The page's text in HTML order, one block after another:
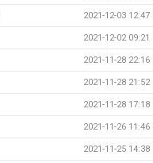
2021-12-03 12:47
2021-12-02 09:21
2021-11-28 22:16
2021-11-28 21:52
2021-11-28 17:18
2021-11-26 11:46
2021-11-25 14:38